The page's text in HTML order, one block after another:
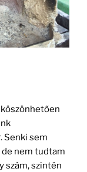
Senki sem
de nem tudtam
szám, szintén